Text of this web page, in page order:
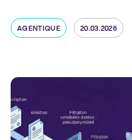
AGENTIQUE 20.03.2026